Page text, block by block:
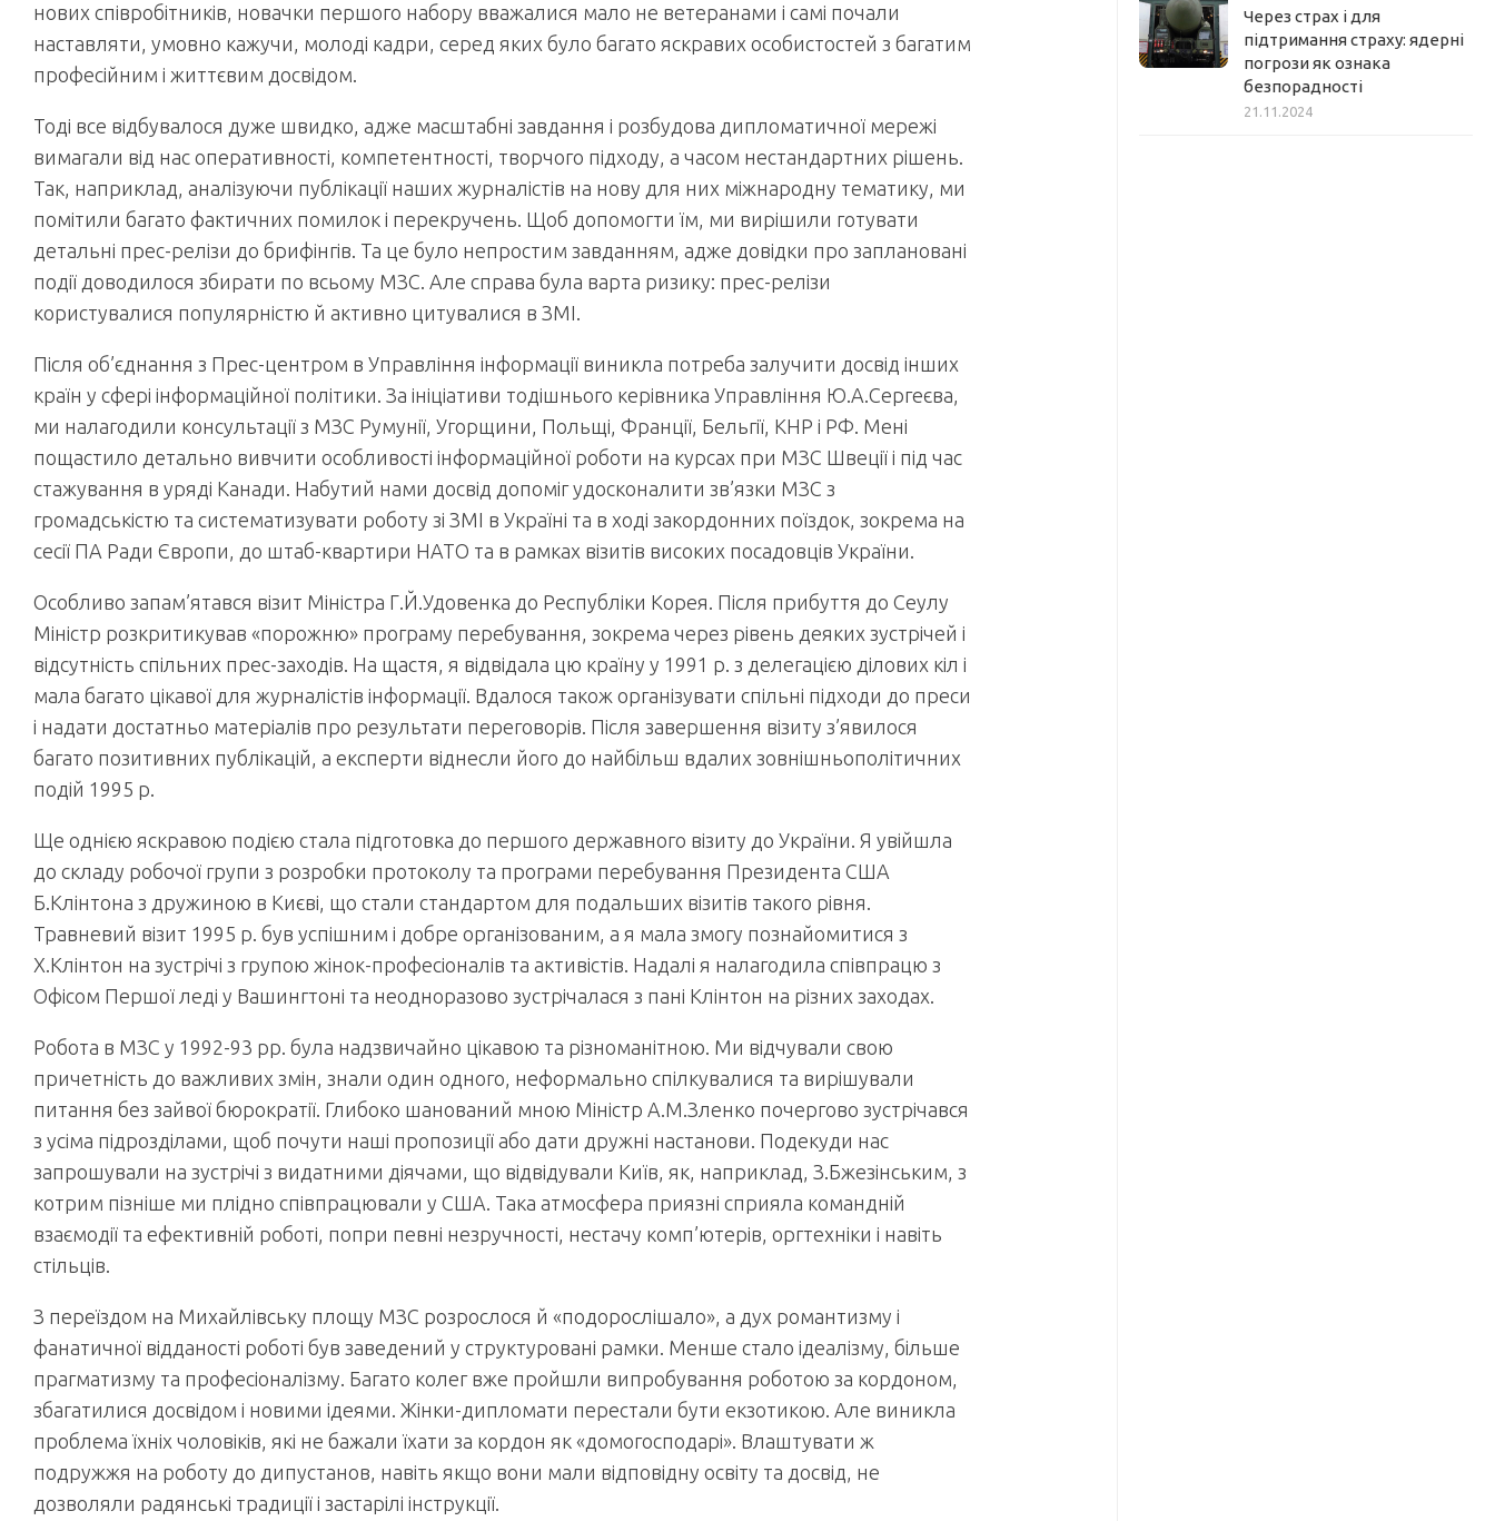
нових співробітників, новачки першого набору вважалися мало не ветеранами і самі почали
наставляти, умовно кажучи, молоді кадри, серед яких було багато яскравих особистостей з багатим
професійним і життєвим досвідом.
Тоді все відбувалося дуже швидко, адже масштабні завдання і розбудова дипломатичної мережі
вимагали від нас оперативності, компетентності, творчого підходу, а часом нестандартних рішень.
Так, наприклад, аналізуючи публікації наших журналістів на нову для них міжнародну тематику, ми
помітили багато фактичних помилок і перекручень. Щоб допомогти їм, ми вирішили готувати
детальні прес-релізи до брифінгів. Та це було непростим завданням, адже довідки про заплановані
події доводилося збирати по всьому МЗС. Але справа була варта ризику: прес-релізи
користувалися популярністю й активно цитувалися в ЗМІ.
Після об’єднання з Прес-центром в Управління інформації виникла потреба залучити досвід інших
країн у сфері інформаційної політики. За ініціативи тодішнього керівника Управління Ю.А.Сергеєва,
ми налагодили консультації з МЗС Румунії, Угорщини, Польщі, Франції, Бельгії, КНР і РФ. Мені
пощастило детально вивчити особливості інформаційної роботи на курсах при МЗС Швеції і під час
стажування в уряді Канади. Набутий нами досвід допоміг удосконалити зв’язки МЗС з
громадськістю та систематизувати роботу зі ЗМІ в Україні та в ході закордонних поїздок, зокрема на
сесії ПА Ради Європи, до штаб-квартири НАТО та в рамках візитів високих посадовців України.
Особливо запам’ятався візит Міністра Г.Й.Удовенка до Республіки Корея. Після прибуття до Сеулу
Міністр розкритикував «порожню» програму перебування, зокрема через рівень деяких зустрічей і
відсутність спільних прес-заходів. На щастя, я відвідала цю країну у 1991 р. з делегацією ділових кіл і
мала багато цікавої для журналістів інформації. Вдалося також організувати спільні підходи до преси
і надати достатньо матеріалів про результати переговорів. Після завершення візиту з’явилося
багато позитивних публікацій, а експерти віднесли його до найбільш вдалих зовнішньополітичних
подій 1995 р.
Ще однією яскравою подією стала підготовка до першого державного візиту до України. Я увійшла
до складу робочої групи з розробки протоколу та програми перебування Президента США
Б.Клінтона з дружиною в Києві, що стали стандартом для подальших візитів такого рівня.
Травневий візит 1995 р. був успішним і добре організованим, а я мала змогу познайомитися з
Х.Клінтон на зустрічі з групою жінок-професіоналів та активістів. Надалі я налагодила співпрацю з
Офісом Першої леді у Вашингтоні та неодноразово зустрічалася з пані Клінтон на різних заходах.
Робота в МЗС у 1992-93 рр. була надзвичайно цікавою та різноманітною. Ми відчували свою
причетність до важливих змін, знали один одного, неформально спілкувалися та вирішували
питання без зайвої бюрократії. Глибоко шанований мною Міністр А.М.Зленко почергово зустрічався
з усіма підрозділами, щоб почути наші пропозиції або дати дружні настанови. Подекуди нас
запрошували на зустрічі з видатними діячами, що відвідували Київ, як, наприклад, З.Бжезінським, з
котрим пізніше ми плідно співпрацювали у США. Така атмосфера приязні сприяла командній
взаємодії та ефективній роботі, попри певні незручності, нестачу комп’ютерів, оргтехніки і навіть
стільців.
З переїздом на Михайлівську площу МЗС розрослося й «подорослішало», а дух романтизму і
фанатичної відданості роботі був заведений у структуровані рамки. Менше стало ідеалізму, більше
прагматизму та професіоналізму. Багато колег вже пройшли випробування роботою за кордоном,
збагатилися досвідом і новими ідеями. Жінки-дипломати перестали бути екзотикою. Але виникла
проблема їхніх чоловіків, які не бажали їхати за кордон як «домогосподарі». Влаштувати ж
подружжя на роботу до дипустанов, навіть якщо вони мали відповідну освіту та досвід, не
дозволяли радянські традиції і застарілі інструкції.
Через страх і для
підтримання страху: ядерні
погрози як ознака
безпорадності
21.11.2024